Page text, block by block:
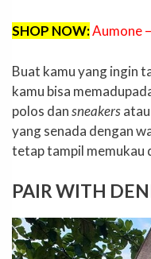
SHOP NOW:Aumone
Buat kamu yang ingin
kamu bisa
polos dansneakersatau
yang senada dengan
tetap tampil memukau
PAIR WITH